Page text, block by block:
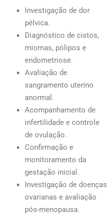
Investigação de dor
pélvica.
Diagnóstico de cistos,
miomas, pólipos e
endometriose.
Avaliação de
sangramento uterino
anormal.
Acompanhamento de
infertilidade e controle
de ovulação.
Confirmação e
monitoramento da
gestação inicial.
Investigação de doenças
ovarianas e avaliação
pós-menopausa.